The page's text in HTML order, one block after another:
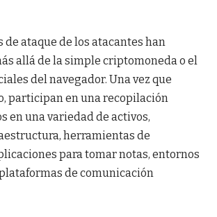
de ataque de los atacantes han
allá de la simple criptomoneda o el
del navegador. Una vez que
participan en una recopilación
en una variedad de activos,
herramientas de
para tomar notas, entornos
de comunicación